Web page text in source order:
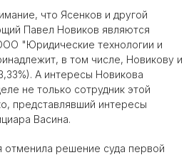
что Ясенков и другой
Павел Новиков являются
"Юридические технологии и
в том числе, Новикову и
А интересы Новикова
не только сотрудник этой
представлявший интересы
Васина.
отменила решение суда первой